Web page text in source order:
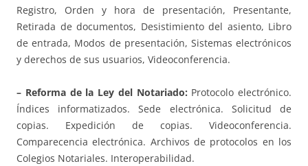
Registro, Orden y hora de presentación, Presentante,
Retirada de documentos, Desistimiento del asiento, Libro
de entrada, Modos de presentación, Sistemas electrónicos
y derechos de sus usuarios, Videoconferencia.
– Reforma de la Ley del Notariado: Protocolo electrónico.
Índices informatizados. Sede electrónica. Solicitud de
copias. Expedición de copias. Videoconferencia.
Comparecencia electrónica. Archivos de protocolos en los
Colegios Notariales. Interoperabilidad.